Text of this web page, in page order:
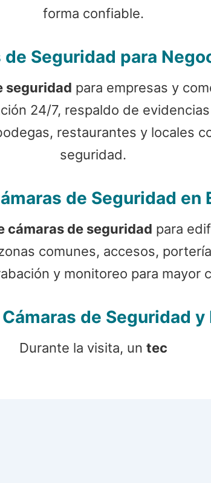
forma confiable.
Seguridad para
seguridad para empresas y
24/7, respaldo de
restaurantes y locales
seguridad.
de Seguridad
de seguridad para
comunes, accesos,
y monitoreo para mayor
de Seguridad
Durante la visita, un tec